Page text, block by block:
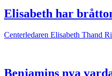
Elisabeth har
Centerledaren Elisabeth Thand
Benjamins nya